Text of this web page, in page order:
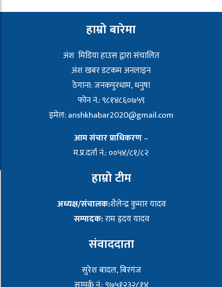
हाम्रो बारेमा
अंश मिडिया हाउस द्वारा संचालित
अंश खबर डटकम अनलाइन
ठेगाना: जनकपुरधाम, धनुषा
फोन नं.: ९८१४८६०७५९
इमेल:anshkhabar2020@gmail.com
आम संचार प्राधिकरण–
म.प्र.दर्ता नं.: ००५४/८१/८२
हाम्रो टीम
अध्यक्ष/संचालक:शैलेन्द्र कुमार यादव
सम्पादक:राम हृदय यादव
संवाददाता
सुरेश बादल, बिरगंज